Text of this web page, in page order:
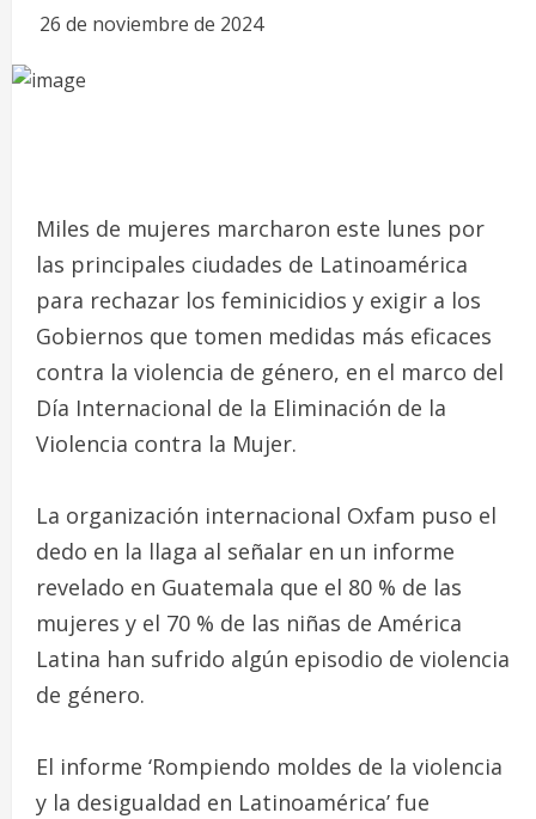
26 de noviembre de 2024
Miles de mujeres marcharon este lunes por
las principales ciudades de Latinoamérica
para rechazar los feminicidios y exigir a los
Gobiernos que tomen medidas más eficaces
contra la violencia de género, en el marco del
Día Internacional de la Eliminación de la
Violencia contra la Mujer.
La organización internacional Oxfam puso el
dedo en la llaga al señalar en un informe
revelado en Guatemala que el 80 % de las
mujeres y el 70 % de las niñas de América
Latina han sufrido algún episodio de violencia
de género.
El informe ‘Rompiendo moldes de la violencia
y la desigualdad en Latinoamérica’ fue